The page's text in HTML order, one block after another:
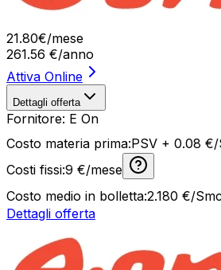
21.80€/mese
261.56 €/anno
Attiva Online
Dettagli offerta
Fornitore: E On
Costo materia prima:PSV + 0.08 €/
Costi fissi:9 €/mese
Costo medio in bolletta:2.180 €/Smc
Dettagli offerta